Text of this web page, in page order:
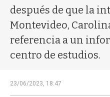
después de que la
Montevideo,
referencia a un
centro de estudios.
23/06/2023, 18:47